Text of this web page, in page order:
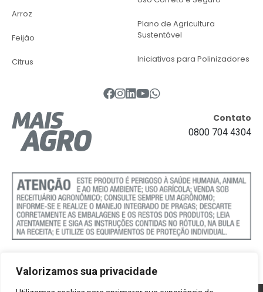
Valorizamos sua privacidade
Arroz
Feijão
Citrus
Plano de Agricultura
Sustentável
Iniciativas para Polinizadores
Contato
0800 704 4304